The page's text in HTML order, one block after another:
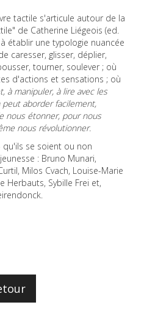
tactile s'articule autour de la
de Catherine Liégeois (ed.
établir une typologie nuancée
caresser, glisser, déplier,
tourner, soulever ; où
d'actions et sensations ; où
à manipuler, à lire avec les
peut aborder facilement,
nous étonner, pour nous
nous révolutionner.
se soient ou non
: Bruno Munari,
Milos Cvach, Louise-Marie
Herbauts, Sybille Frei et,